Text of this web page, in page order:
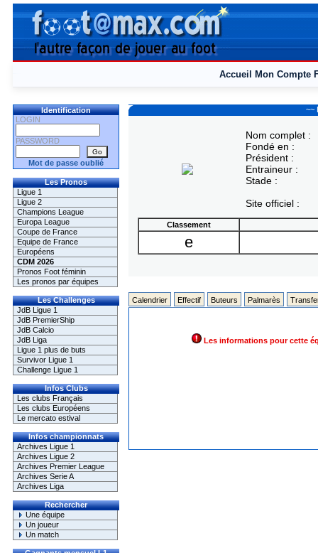
Accueil Mon Compte
Identification
LOGIN
PASSWORD
Mot de passe oublié
Les Pronos
Ligue 1
Ligue 2
Champions League
Europa League
Coupe de France
Equipe de France
Européens
CDM 2026
Pronos Foot féminin
Les pronos par équipes
Les Challenges
JdB Ligue 1
JdB PremierShip
JdB Calcio
JdB Liga
Ligue 1 plus de buts
Survivor Ligue 1
Challenge Ligue 1
Infos Clubs
Les clubs Français
Les clubs Européens
Le mercato estival
Infos championnats
Archives Ligue 1
Archives Ligue 2
Archives Premier League
Archives Serie A
Archives Liga
Rechercher
Une équipe
Un joueur
Un match
~~
Nom complet :
Fondé en :
Président :
Entraineur :
Stade :
Site officiel :
Classement
e
Calendrier Effectif Buteurs Palmarès
Les informations pour cette